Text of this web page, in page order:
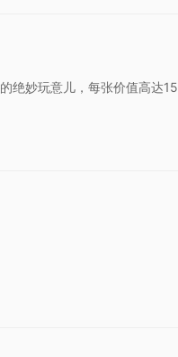
绝妙玩意儿，每张价值高达